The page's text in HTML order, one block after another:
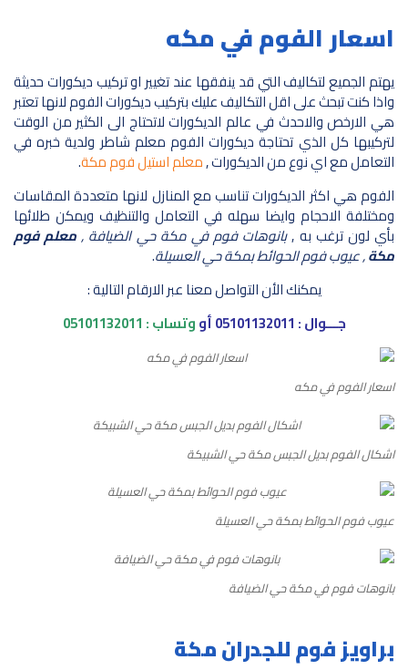
اسعار الفوم في مكه
يهتم الجميع لتكاليف التي قد ينفقها عند تغيير او تركيب ديكورات حديثة
واذا كنت تبحث على اقل التكاليف عليك بتركيب ديكورات الفوم لانها تعتبر
هي الارخص والاحدث في عالم الديكورات لاتحتاج الى الكثير من الوقت
لتركيبها كل الذي تحتاجة ديكورات الفوم معلم شاطر ولدية خبره في
التعامل مع اي نوع من الديكورات ,معلم استيل فوم مكة.
الفوم هي اكثر الديكورات تناسب مع المنازل لانها متعددة المقاسات
ومختلفة الاحجام وايضا سهله في التعامل والتنظيف ويمكن طلائها
بأي لون ترغب به ,بانوهات فوم في مكة حي الضيافة ,معلم فوم
مكة, عيوب فوم الحوائط بمكة حي العسيلة.
يمكنك الأن التواصل معنا عبر الارقام التالية :
جـــوال : 05101132011أووتساب : 05101132011
اسعار الفوم في مكه
اشكال الفوم بديل الجبس مكة حي الشبيكة
عيوب فوم الحوائط بمكة حي العسيلة
بانوهات فوم في مكة حي الضيافة
براويز فوم للجدران مكة